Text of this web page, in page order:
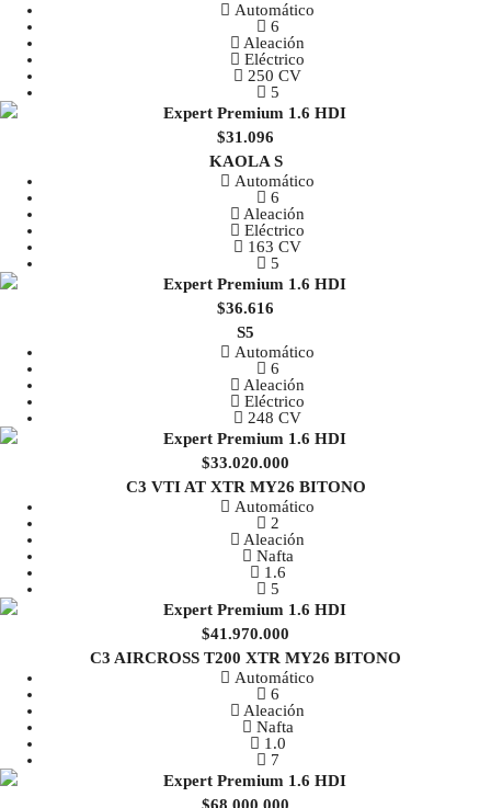
Automático
6
Aleación
Eléctrico
250 CV
5
$31.096
KAOLA S
Automático
6
Aleación
Eléctrico
163 CV
5
$36.616
S5
Automático
6
Aleación
Eléctrico
248 CV
$33.020.000
C3 VTI AT XTR MY26 BITONO
Automático
2
Aleación
Nafta
1.6
5
$41.970.000
C3 AIRCROSS T200 XTR MY26 BITONO
Automático
6
Aleación
Nafta
1.0
7